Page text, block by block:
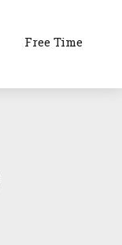
Free Time